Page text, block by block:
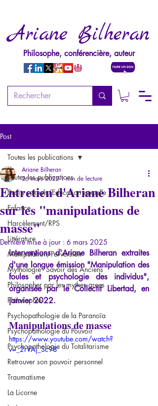
Ariane Bilheran
Philosophe, conférencière, auteur
Post
Toutes les publications
Droits sexuels/Education sexuelle
Enfance
Harcèlement/RPS
Littérature
Manipulation/Perversion
Mythologie - Savoir des Anciens
Philosopher par les mythes grecs
Philosophie
Psychopathologie de la Paranoïa
Psychopathologie du Pouvoir
Psychopathologie du Totalitarisme
Retrouver son pouvoir personnel
Traumatisme
La Licorne
Toutes les publications
Entretien d'Ariane Bilheran
sur les "manipulations de
masse"
Ariane Bilheran
26 mars 2022 1 min de lecture
Dernière mise à jour : 6 mars 2025
Interventions d'Ariane Bilheran extraites
d'une longue émission "Manipulation des
foules et psychologie des individus",
organisée par le Collectif Libertad, en
janvier 2022.
Manipulations de masse
https://www.youtube.com/watch?
v=_2rVAj_Sc98